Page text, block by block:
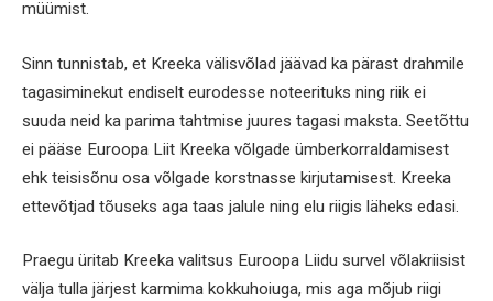
müümist.
Sinn tunnistab, et Kreeka välisvõlad jäävad ka pärast drahmile
tagasiminekut endiselt eurodesse noteerituks ning riik ei
suuda neid ka parima tahtmise juures tagasi maksta. Seetõttu
ei pääse Euroopa Liit Kreeka võlgade ümberkorraldamisest
ehk teisisõnu osa võlgade korstnasse kirjutamisest. Kreeka
ettevõtjad tõuseks aga taas jalule ning elu riigis läheks edasi.
Praegu üritab Kreeka valitsus Euroopa Liidu survel võlakriisist
välja tulla järjest karmima kokkuhoiuga, mis aga mõjub riigi